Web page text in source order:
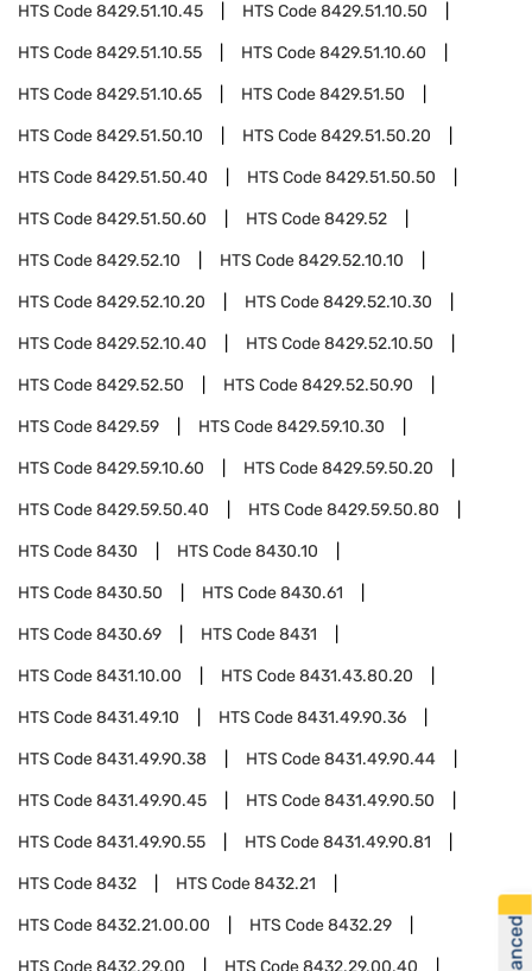
HTS Code8429.51.10.45 HTS Code8429.51.10.50
HTS Code8429.51.10.55 HTS Code8429.51.10.60
HTS Code8429.51.10.65 HTS Code8429.51.50
HTS Code8429.51.50.10 HTS Code8429.51.50.20
HTS Code8429.51.50.40 HTS Code8429.51.50.50
HTS Code8429.51.50.60 HTS Code8429.52
HTS Code8429.52.10 HTS Code8429.52.10.10
HTS Code8429.52.10.20 HTS Code8429.52.10.30
HTS Code8429.52.10.40 HTS Code8429.52.10.50
HTS Code8429.52.50 HTS Code8429.52.50.90
HTS Code8429.59 HTS Code8429.59.10.30
HTS Code8429.59.10.60 HTS Code8429.59.50.20
HTS Code8429.59.50.40 HTS Code8429.59.50.80
HTS Code8430 HTS Code8430.10
HTS Code8430.50 HTS Code8430.61
HTS Code8430.69 HTS Code8431
HTS Code8431.10.00 HTS Code8431.43.80.20
HTS Code8431.49.10 HTS Code8431.49.90.36
HTS Code8431.49.90.38 HTS Code8431.49.90.44
HTS Code8431.49.90.45 HTS Code8431.49.90.50
HTS Code8431.49.90.55 HTS Code8431.49.90.81
HTS Code8432 HTS Code8432.21
HTS Code8432.21.00.00 HTS Code8432.29
HTS Code8432.29.00 HTS Code8432.29.00.40